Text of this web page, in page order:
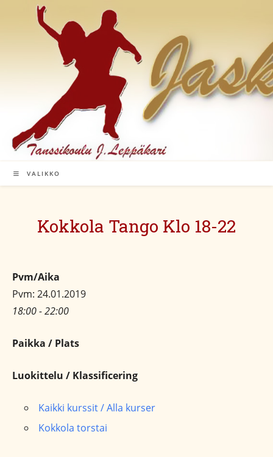
VALIKKO
Kokkola Tango Klo 18-22
Pvm/Aika
Pvm: 24.01.2019
18:00 - 22:00
Paikka / Plats
Luokittelu / Klassificering
Kaikki kurssit / Alla kurser
Kokkola torstai